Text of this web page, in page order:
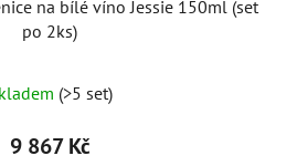
na bílé víno Jessie 150ml (set
po 2ks)
(>5 set)
9 867 Kč